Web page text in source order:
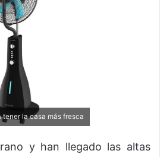
la casa más fresca
y han llegado las altas